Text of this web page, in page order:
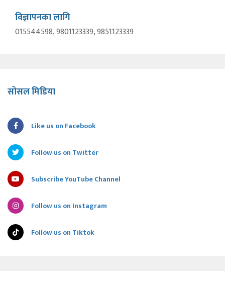
विज्ञापनका लागि
015544598, 9801123339, 9851123339
सोसल मिडिया
Like us on Facebook
Follow us on Twitter
Subscribe YouTube Channel
Follow us on Instagram
Follow us on Tiktok